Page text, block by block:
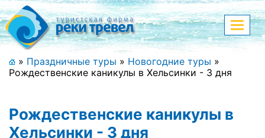
Меню
+7 (911) 182-44-68
Адрес офиса, контакты
Полная версия сайта
меню
» Праздничные туры » Новогодние туры »
Рождественские каникулы в Хельсинки - 3 дня
Рождественские каникулы в
Хельсинки - 3 дня